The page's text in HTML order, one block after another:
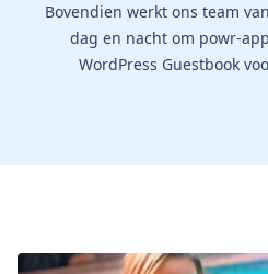
Bovendien werkt ons team
dag en nacht om powr-
WordPress Guestbook